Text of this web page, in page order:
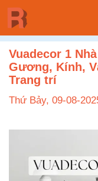
Chuyển
đến
nội
dungVuadecor 1
Gương, Kính,
Trang trí
Thứ Bảy, 09-08-